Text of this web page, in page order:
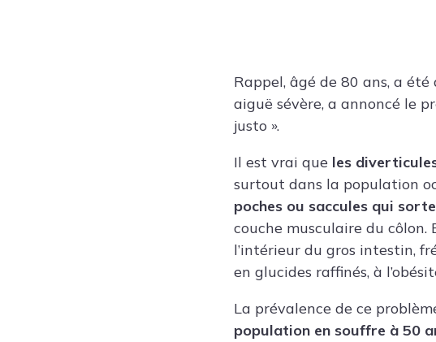
Rappel, âgé de 80 ans, a
aiguë sévère, a annoncé le
justo ».
Il est vrai que les
surtout dans la population
poches ou saccules qui
couche musculaire du
l’intérieur du gros intestin,
en glucides raffinés, à
La prévalence de ce
population en souffre à 50